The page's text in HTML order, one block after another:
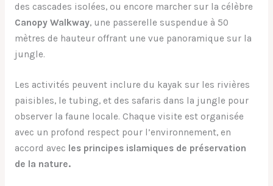
des cascades isolées, ou encore marcher sur la célèbre
Canopy Walkway, une passerelle suspendue à 50
mètres de hauteur offrant une vue panoramique sur la
jungle.
Les activités peuvent inclure du kayak sur les rivières
paisibles, le tubing, et des safaris dans la jungle pour
observer la faune locale. Chaque visite est organisée
avec un profond respect pour l’environnement, en
accord avec les principes islamiques de préservation
de la nature.